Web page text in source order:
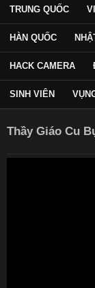
TRUNG QUỐC
HÀN QUỐC
HACK CAMERA
SINH VIÊN
Thầy Giáo Cu